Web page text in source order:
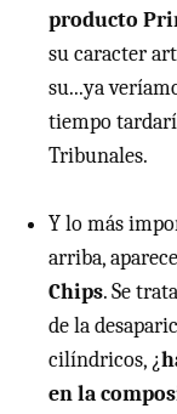
producto
su caracter
su...ya
tiempo
Tribunales.
Y lo más
arriba,
Chips. Se
de la
cilíndricos, ¿
en la